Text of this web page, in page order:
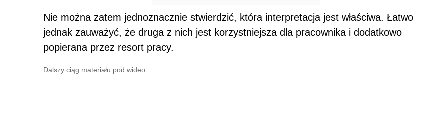
Nie można zatem jednoznacznie stwierdzić, która interpretacja jest właściwa. Łatwo
jednak zauważyć, że druga z nich jest korzystniejsza dla pracownika i dodatkowo
popierana przez resort pracy.
Dalszy ciąg materiału pod wideo